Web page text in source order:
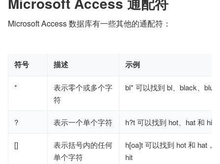
Microsoft Access 数据库有一些其他的通配符：
符号 描述 示例
*
表示零个或多个字
符
bl* 可以找到 bl、black、blue
? 表示一个单个字符 h?t 可以找到 hot、hat 和 hit
[]
表示括号内的任何
单个字符
h[oa]t 可以找到 hot 和 hat，
hit